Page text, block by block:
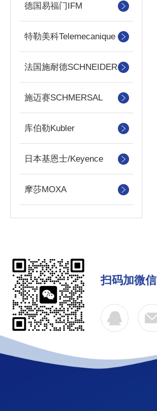
德国易福门IFM
特勒美科Telemecanique
法国施耐德SCHNEIDER
施迈赛SCHMERSAL
库伯勒Kubler
日本基恩士/Keyence
摩莎MOXA
扫码加微信